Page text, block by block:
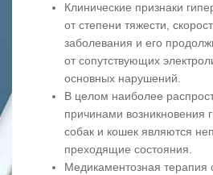
Клинические признаки
от степени тяжести,
заболевания и его
от сопутствующих
основных нарушений.
В целом наиболее
причинами возникновения
собак и кошек являются
преходящие состояния.
Медикаментозная терапия